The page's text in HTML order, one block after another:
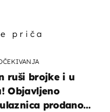
priča
ruši brojke i u
Objavljeno
prodano